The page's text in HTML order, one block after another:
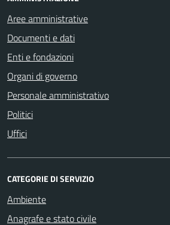
Aree amministrative
Documenti e dati
Enti e fondazioni
Organi di governo
Personale amministrativo
Politici
Uffici
CATEGORIE DI SERVIZIO
Ambiente
Anagrafe e stato civile